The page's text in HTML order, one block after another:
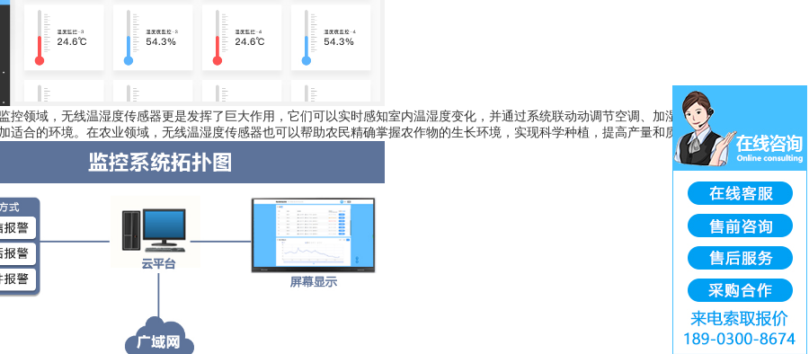
控领域，无线温湿度传感器更是发挥了巨大作用，它们可以实时感知室内温湿度变化，并通过系统联动动调节空调、加湿器等设备，
适合的环境。在农业领域，无线温湿度传感器也可以帮助农民精确掌握农作物的生长环境，实现科学种植，提高产量和质量。